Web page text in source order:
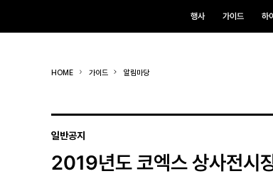
행사 가이드 하
HOME 가이드 알림마당
일반공지
2019년도 코엑스 상사전시